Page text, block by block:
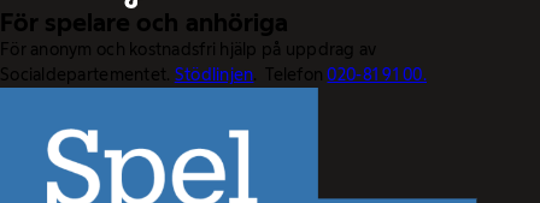
För spelare och anhöriga
För anonym och kostnadsfri hjälp på uppdrag av
Socialdepartementet. Stödlinjen . Telefon020-81 91 00.